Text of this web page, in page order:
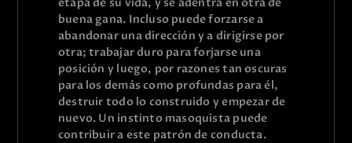
buena gana. Incluso puede forzarse a
abandonar una dirección y a dirigirse por
otra; trabajar duro para forjarse una
posición y luego, por razones tan oscuras
para los demás como profundas para él,
destruir todo lo construido y empezar de
nuevo. Un instinto masoquista puede
contribuir a este patrón de conducta.